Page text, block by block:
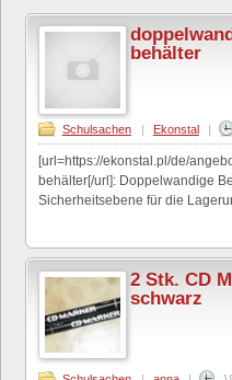
behälter
Schulsachen | Ekonstal |
[url=https://ekonstal.pl/de/
behälter[/url]: Doppelwandige
Sicherheitsebene für die
2 Stk. CD
schwarz